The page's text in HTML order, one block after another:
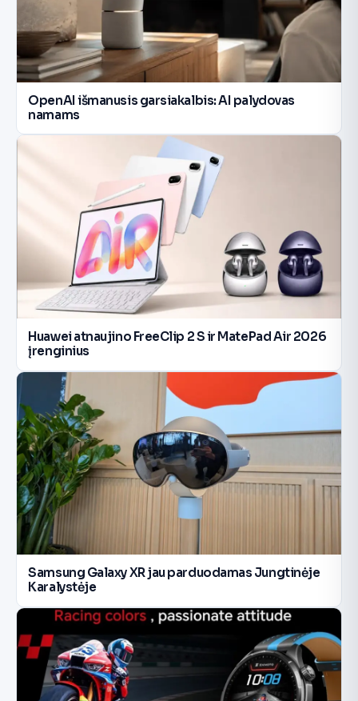
OpenAI išmanusis garsiakalbis: AI palydovas
namams
Huawei atnaujino FreeClip 2 S ir MatePad Air 2026
įrenginius
Samsung Galaxy XR jau parduodamas Jungtinėje
Karalystėje